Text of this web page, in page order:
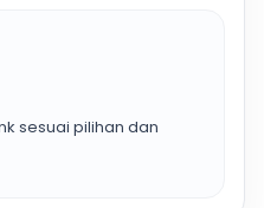
sesuai pilihan dan